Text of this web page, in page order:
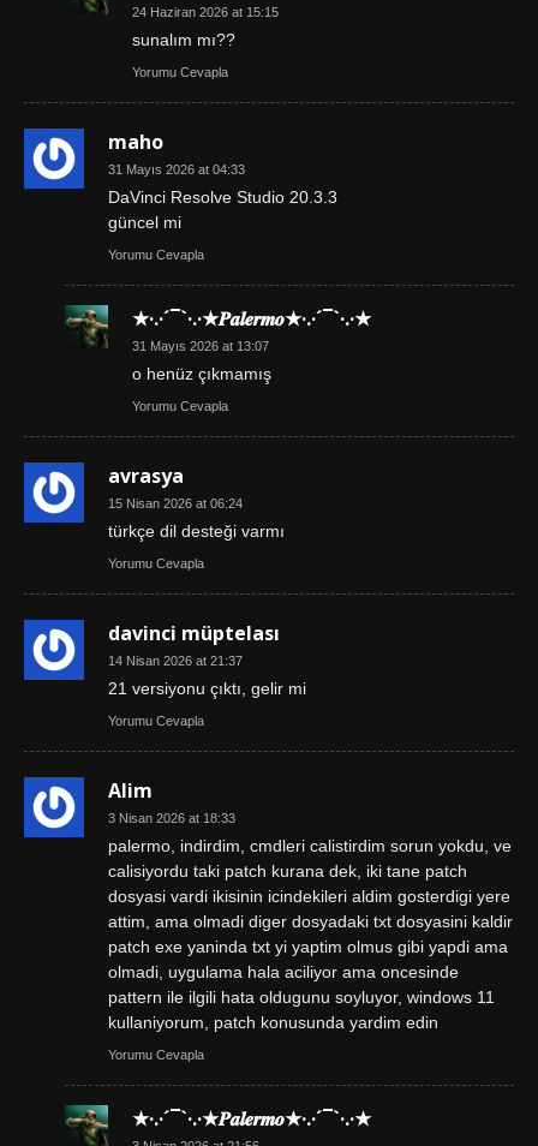
24 Haziran 2026 at 15:15
sunalım mı??
Yorumu Cevapla
maho
31 Mayıs 2026 at 04:33
DaVinci Resolve Studio 20.3.3
güncel mi
Yorumu Cevapla
★·.·´¯`·.·★𝑷𝒂𝒍𝒆𝒓𝒎𝒐★·.·´¯`·.·★
31 Mayıs 2026 at 13:07
o henüz çıkmamış
Yorumu Cevapla
avrasya
15 Nisan 2026 at 06:24
türkçe dil desteği varmı
Yorumu Cevapla
davinci müptelası
14 Nisan 2026 at 21:37
21 versiyonu çıktı, gelir mi
Yorumu Cevapla
Alim
3 Nisan 2026 at 18:33
palermo, indirdim, cmdleri calistirdim sorun yokdu, ve
calisiyordu taki patch kurana dek, iki tane patch
dosyasi vardi ikisinin icindekileri aldim gosterdigi yere
attim, ama olmadi diger dosyadaki txt dosyasini kaldir
patch exe yaninda txt yi yaptim olmus gibi yapdi ama
olmadi, uygulama hala aciliyor ama oncesinde
pattern ile ilgili hata oldugunu soyluyor, windows 11
kullaniyorum, patch konusunda yardim edin
Yorumu Cevapla
★·.·´¯`·.·★𝑷𝒂𝒍𝒆𝒓𝒎𝒐★·.·´¯`·.·★